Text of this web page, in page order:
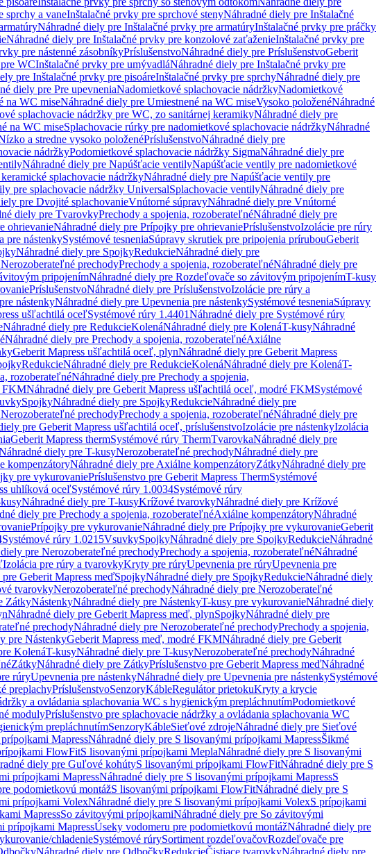
sprchy a vaneInštalačné prvky pre sprchové stenyNáhradné diely pre Inštalačné
Náhradné diely pre Inštalačné prvky pre armatúryInštalačné prvky pre práčky
Náhradné diely pre Inštalačné prvky pre konzolové zaťaženieInštalačné prvky pre
pre nástenné zásobníkyPríslušenstvoNáhradné diely pre PríslušenstvoGeberit
WCInštalačné prvky pre umývadláNáhradné diely pre Inštalačné prvky pre
pre Inštalačné prvky pre pisoáreInštalačné prvky pre sprchyNáhradné diely pre
diely pre Pre upevneniaNadomietkové splachovacie nádržkyNadomietkové
na WC miseNáhradné diely pre Umiestnené na WC miseVysoko položenéNáhradné
splachovacie nádržky pre WC, zo sanitárnej keramikyNáhradné diely pre
na WC miseSplachovacie rúrky pre nadomietkové splachovacie nádržkyNáhradné
a stredne vysoko položenéPríslušenstvoNáhradné diely pre
nádržkyPodomietkové splachovacie nádržky SigmaNáhradné diely pre
Náhradné diely pre Napúšťacie ventilyNapúšťacie ventily pre nadomietkové
splachovacie nádržkyNáhradné diely pre Napúšťacie ventily pre
pre splachovacie nádržky UniversalSplachovacie ventilyNáhradné diely pre
pre Dvojité splachovanieVnútorné súpravyNáhradné diely pre Vnútorné
diely pre TvarovkyPrechody a spojenia, rozoberateľnéNáhradné diely pre
ohrievanieNáhradné diely pre Prípojky pre ohrievaniePríslušenstvoIzolácie pre rúry
pre nástenkySystémové tesneniaSúpravy skrutiek pre pripojenia prírubouGeberit
Náhradné diely pre SpojkyRedukcieNáhradné diely pre
prechodyPrechody a spojenia, rozoberateľnéNáhradné diely pre
pripojenímNáhradné diely pre Rozdeľovače so závitovým pripojenímT-kusy
PríslušenstvoNáhradné diely pre PríslušenstvoIzolácie pre rúry a
nástenkyNáhradné diely pre Upevnenia pre nástenkySystémové tesneniaSúpravy
ušľachtilá oceľSystémové rúry 1.4401Náhradné diely pre Systémové rúry
Náhradné diely pre RedukcieKolenáNáhradné diely pre KolenáT-kusyNáhradné
Náhradné diely pre Prechody a spojenia, rozoberateľnéAxiálne
Geberit Mapress ušľachtilá oceľ, plynNáhradné diely pre Geberit Mapress
RedukcieNáhradné diely pre RedukcieKolenáNáhradné diely pre KolenáT-
rozoberateľnéNáhradné diely pre Prechody a spojenia,
FKMNáhradné diely pre Geberit Mapress ušľachtilá oceľ, modré FKMSystémové
SpojkyNáhradné diely pre SpojkyRedukcieNáhradné diely pre
prechodyPrechody a spojenia, rozoberateľnéNáhradné diely pre
pre Geberit Mapress ušľachtilá oceľ, príslušenstvoIzolácie pre nástenkyIzolácia
Geberit Mapress thermSystémové rúry ThermTvarovkaNáhradné diely pre
diely pre T-kusyNerozoberateľné prechodyNáhradné diely pre
kompenzátoryNáhradné diely pre Axiálne kompenzátoryZátkyNáhradné diely pre
pre vykurovaniePríslušenstvo pre Geberit Mapress ThermSystémové
uhlíková oceľSystémové rúry 1.0034Systémové rúry
Náhradné diely pre T-kusyKrížové tvarovkyNáhradné diely pre Krížové
diely pre Prechody a spojenia, rozoberateľnéAxiálne kompenzátoryNáhradné
Prípojky pre vykurovanieNáhradné diely pre Prípojky pre vykurovanieGeberit
Systémové rúry 1.0215VsuvkySpojkyNáhradné diely pre SpojkyRedukcieNáhradné
pre Nerozoberateľné prechodyPrechody a spojenia, rozoberateľnéNáhradné
Izolácia pre rúry a tvarovkyKryty pre rúryUpevnenia pre rúryUpevnenia pre
Geberit Mapress meďSpojkyNáhradné diely pre SpojkyRedukcieNáhradné diely
tvarovkyNerozoberateľné prechodyNáhradné diely pre Nerozoberateľné
ZátkyNástenkyNáhradné diely pre NástenkyT-kusy pre vykurovanieNáhradné diely
Náhradné diely pre Geberit Mapress meď, plynSpojkyNáhradné diely pre
prechodyNáhradné diely pre Nerozoberateľné prechodyPrechody a spojenia,
pre NástenkyGeberit Mapress meď, modré FKMNáhradné diely pre Geberit
KolenáT-kusyNáhradné diely pre T-kusyNerozoberateľné prechodyNáhradné
ZátkyNáhradné diely pre ZátkyPríslušenstvo pre Geberit Mapress meďNáhradné
rúryUpevnenia pre nástenkyNáhradné diely pre Upevnenia pre nástenkySystémové
preplachyPríslušenstvoSenzoryKábleRegulátor prietokuKryty a krycie
a ovládania splachovania WC s hygienickým prepláchnutímPodomietkové
modulyPríslušenstvo pre splachovacie nádržky a ovládania splachovania WC
prepláchnutímSenzoryKábleSieťové zdrojeNáhradné diely pre Sieťové
MapressNáhradné diely pre S lisovanými prípojkami MapressŠikmé
FlowFitS lisovanými prípojkami MeplaNáhradné diely pre S lisovanými
diely pre Guľové kohútyS lisovanými prípojkami FlowFitNáhradné diely pre S
prípojkami MapressNáhradné diely pre S lisovanými prípojkami MapressS
podomietkovú montážS lisovanými prípojkami FlowFitNáhradné diely pre S
prípojkami VolexNáhradné diely pre S lisovanými prípojkami VolexS prípojkami
MapressSo závitovými prípojkamiNáhradné diely pre So závitovými
prípojkami MapressÚseky vodomeru pre podomietkovú montážNáhradné diely pre
chladenieSystémové rúrySortiment rozdeľovačovRozdeľovače pre
Náhradné diely pre OdbočkyRedukcieČistiace tvarovkyNáhradné diely pre